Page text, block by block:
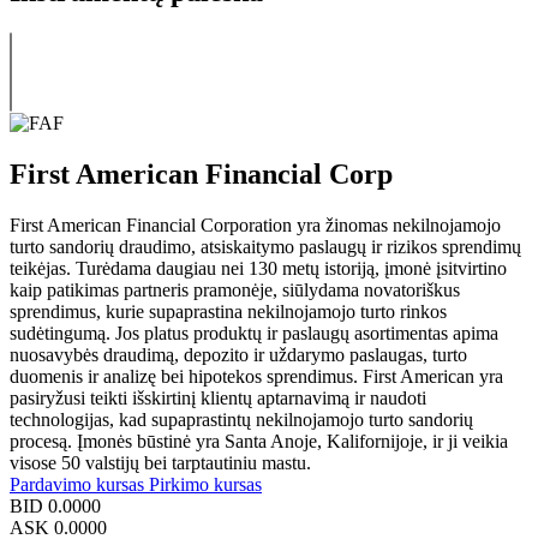
First American Financial Corp
First American Financial Corporation yra žinomas nekilnojamojo
turto sandorių draudimo, atsiskaitymo paslaugų ir rizikos sprendimų
teikėjas. Turėdama daugiau nei 130 metų istoriją, įmonė įsitvirtino
kaip patikimas partneris pramonėje, siūlydama novatoriškus
sprendimus, kurie supaprastina nekilnojamojo turto rinkos
sudėtingumą. Jos platus produktų ir paslaugų asortimentas apima
nuosavybės draudimą, depozito ir uždarymo paslaugas, turto
duomenis ir analizę bei hipotekos sprendimus. First American yra
pasiryžusi teikti išskirtinį klientų aptarnavimą ir naudoti
technologijas, kad supaprastintų nekilnojamojo turto sandorių
procesą. Įmonės būstinė yra Santa Anoje, Kalifornijoje, ir ji veikia
visose 50 valstijų bei tarptautiniu mastu.
Pardavimo kursas Pirkimo kursas
BID 0.0000
ASK 0.0000